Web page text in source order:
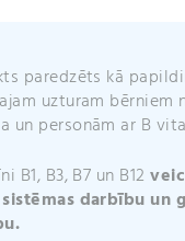
paredzēts kā
uzturam bērniem
un personām ar B
B1, B3, B7 un B12
darbību un